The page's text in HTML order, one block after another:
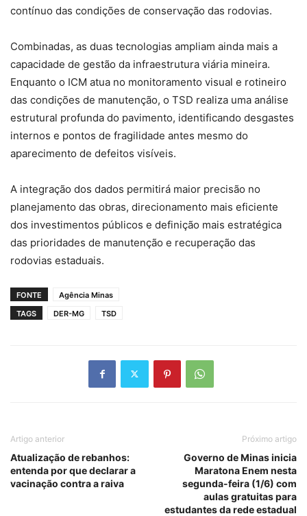
contínuo das condições de conservação das rodovias.
Combinadas, as duas tecnologias ampliam ainda mais a
capacidade de gestão da infraestrutura viária mineira.
Enquanto o ICM atua no monitoramento visual e rotineiro
das condições de manutenção, o TSD realiza uma análise
estrutural profunda do pavimento, identificando desgastes
internos e pontos de fragilidade antes mesmo do
aparecimento de defeitos visíveis.
A integração dos dados permitirá maior precisão no
planejamento das obras, direcionamento mais eficiente
dos investimentos públicos e definição mais estratégica
das prioridades de manutenção e recuperação das
rodovias estaduais.
FONTE
Agência Minas
TAGS
DER-MG TSD
Artigo anterior
Atualização de rebanhos:
entenda por que declarar a
vacinação contra a raiva
Próximo artigo
Governo de Minas inicia
Maratona Enem nesta
segunda-feira (1/6) com
aulas gratuitas para
estudantes da rede estadual